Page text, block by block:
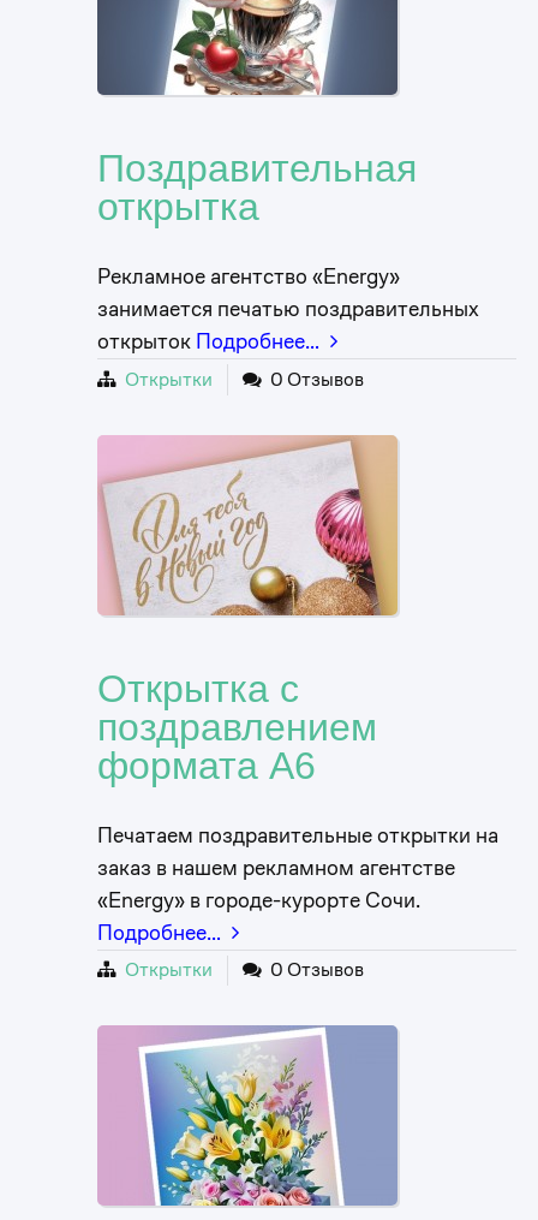
Поздравительная
открытка
Рекламное агентство «Energy»
занимается печатью поздравительных
открыток Подробнее…
Открытки 0 Отзывов
Открытка с
поздравлением
формата А6
Печатаем поздравительные открытки на
заказ в нашем рекламном агентстве
«Energy» в городе-курорте Сочи.
Подробнее…
Открытки 0 Отзывов